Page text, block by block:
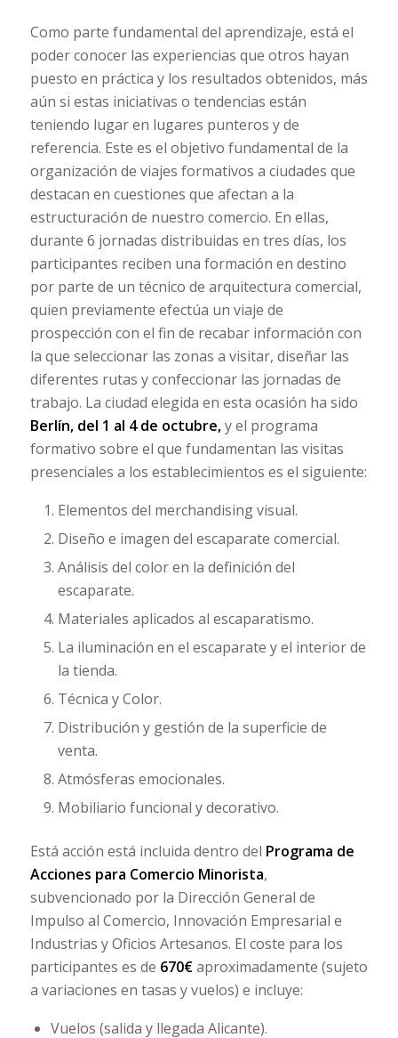
Como parte fundamental del aprendizaje, está el
poder conocer las experiencias que otros hayan
puesto en práctica y los resultados obtenidos, más
aún si estas iniciativas o tendencias están
teniendo lugar en lugares punteros y de
referencia. Este es el objetivo fundamental de la
organización de viajes formativos a ciudades que
destacan en cuestiones que afectan a la
estructuración de nuestro comercio. En ellas,
durante 6 jornadas distribuidas en tres días, los
participantes reciben una formación en destino
por parte de un técnico de arquitectura comercial,
quien previamente efectúa un viaje de
prospección con el fin de recabar información con
la que seleccionar las zonas a visitar, diseñar las
diferentes rutas y confeccionar las jornadas de
trabajo. La ciudad elegida en esta ocasión ha sido
Berlín, del 1 al 4 de octubre,y el programa
formativo sobre el que fundamentan las visitas
presenciales a los establecimientos es el siguiente:
Elementos del merchandising visual.
Diseño e imagen del escaparate comercial.
Análisis del color en la definición del
escaparate.
Materiales aplicados al escaparatismo.
La iluminación en el escaparate y el interior de
la tienda.
Técnica y Color.
Distribución y gestión de la superficie de
venta.
Atmósferas emocionales.
Mobiliario funcional y decorativo.
Está acción está incluida dentro del Programa de
Acciones para Comercio Minorista,
subvencionado por la Dirección General de
Impulso al Comercio, Innovación Empresarial e
Industrias y Oficios Artesanos. El coste para los
participantes es de 670€aproximadamente (sujeto
a variaciones en tasas y vuelos) e incluye:
Vuelos (salida y llegada Alicante).